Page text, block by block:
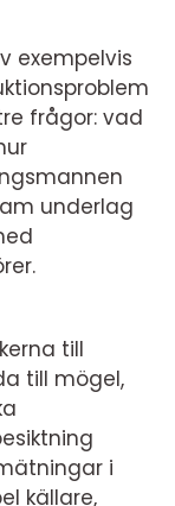
exempelvis
frågor: vad
underlag
till
till mögel,
i
källare,